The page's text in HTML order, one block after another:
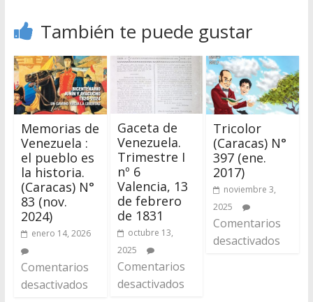
También te puede gustar
Memorias de
Venezuela :
el pueblo es
la historia.
(Caracas) N°
83 (nov.
2024)
enero 14, 2026
Comentarios
desactivados
Gaceta de
Venezuela.
Trimestre I
nº 6
Valencia, 13
de febrero
de 1831
octubre 13,
2025
Comentarios
desactivados
Tricolor
(Caracas) N°
397 (ene.
2017)
noviembre 3,
2025
Comentarios
desactivados